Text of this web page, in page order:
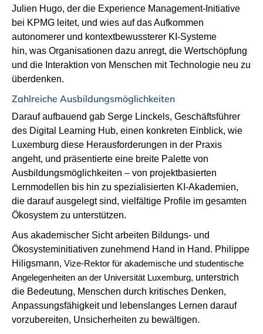
Julien Hugo, der die Experience Management-Initiative
bei KPMG leitet, und wies auf das Aufkommen
autonomerer und kontextbewussterer KI-Systeme
hin, was Organisationen dazu anregt, die Wertschöpfung
und die Interaktion von Menschen mit Technologie neu zu
überdenken.
Zahlreiche Ausbildungsmöglichkeiten
Darauf aufbauend gab Serge Linckels, Geschäftsführer
des Digital Learning Hub, einen konkreten Einblick, wie
Luxemburg diese Herausforderungen in der Praxis
angeht, und präsentierte eine breite Palette von
Ausbildungsmöglichkeiten – von projektbasierten
Lernmodellen bis hin zu spezialisierten KI-Akademien,
die darauf ausgelegt sind, vielfältige Profile im gesamten
Ökosystem zu unterstützen.
Aus akademischer Sicht arbeiten Bildungs- und
Ökosysteminitiativen zunehmend Hand in Hand. Philippe
Hiligsmann, Vize-Rektor für akademische und studentische
Angelegenheiten an der Universität Luxemburg, unterstrich
die Bedeutung, Menschen durch kritisches Denken,
Anpassungsfähigkeit und lebenslanges Lernen darauf
vorzubereiten, Unsicherheiten zu bewältigen.